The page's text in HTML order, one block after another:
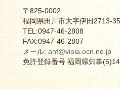
〒825-0002
福岡県田川市大字伊田2713-35
TEL:0947-46-2808
FAX:0947-46-2807
メール: anf@viola.ocn.ne.jp
免許登録番号 福岡県知事